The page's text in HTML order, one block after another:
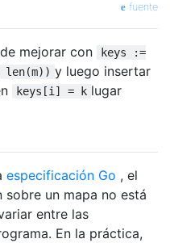
fuente
mejorar con
keys :=
y luego insertar
keys[i] = k lugar
especificación Go , el
un mapa no está
entre las
En la práctica,